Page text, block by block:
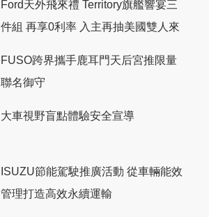
Ford天外飛來禮 Territory旗艦響宴三
件組 再享0利率 入主再抽美國雙人來
FUSO跨界攜手鹿耳門天后宮推限量
聯名御守
大車視野盲點體驗安全宣導
ISUZU節能駕駛推廣活動 從車輛能效
管理打造高效永續運輸